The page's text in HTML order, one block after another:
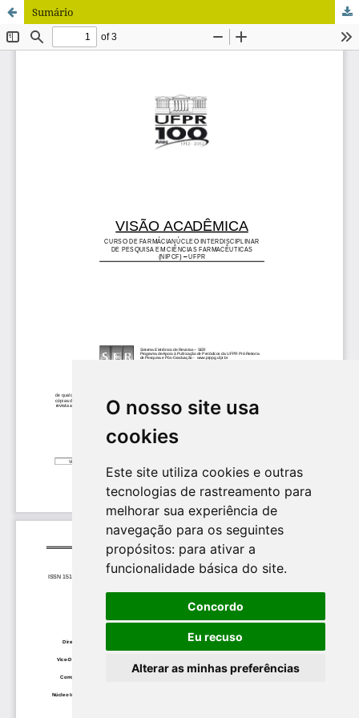
O nosso site usa
cookies
Este site utiliza cookies e outras
tecnologias de rastreamento para
melhorar sua experiência de
navegação para os seguintes
propósitos: para ativar a
funcionalidade básica do site.
Concordo
Eu recuso
Alterar as minhas preferências
Sumário